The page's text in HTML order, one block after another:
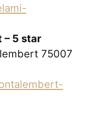
– 5 star
75007